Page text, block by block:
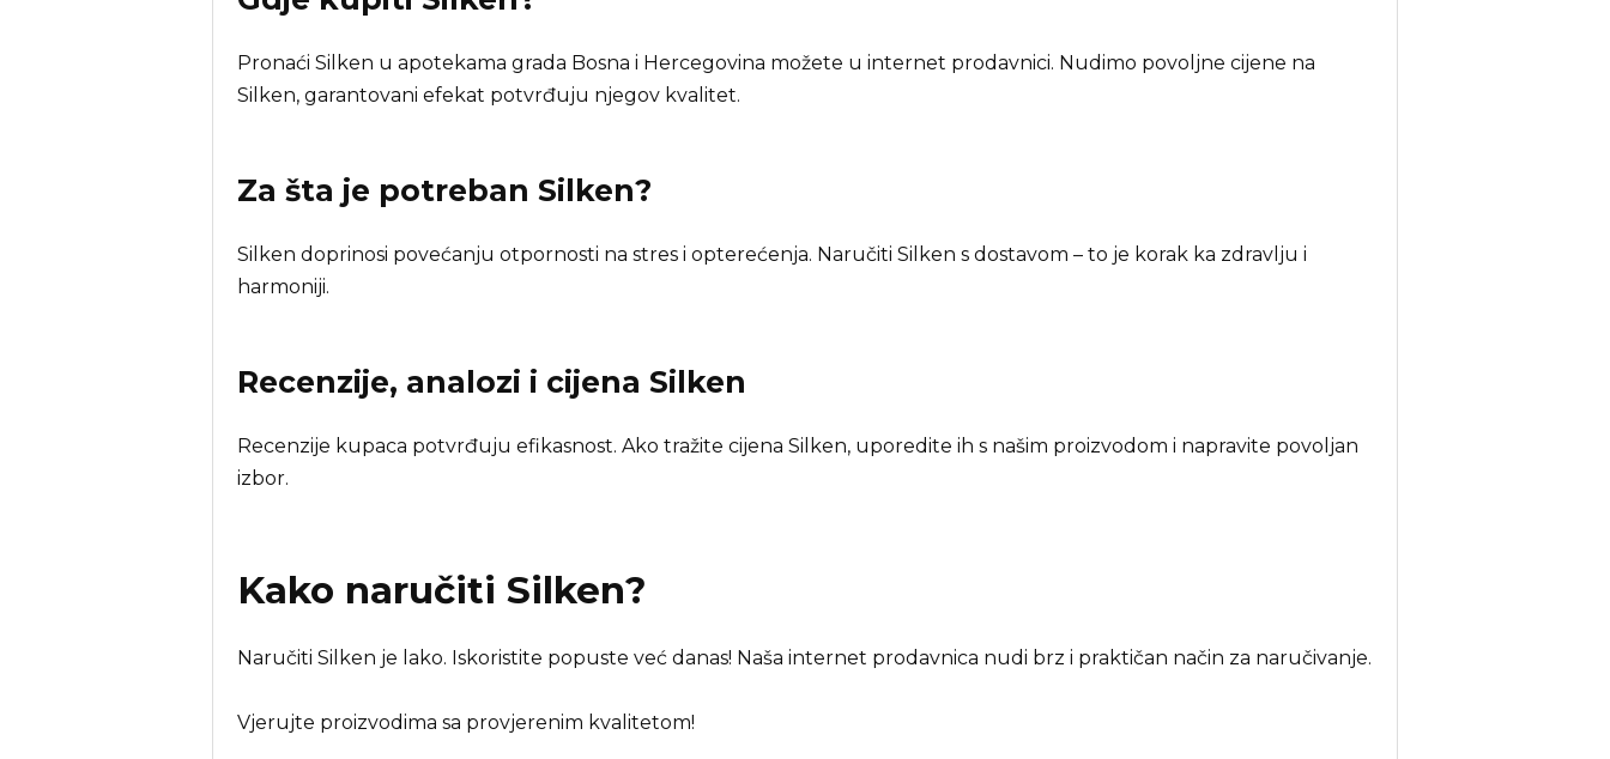
Pronaći Silken u apotekama grada Bosna i Hercegovina možete u internet prodavnici. Nudimo povoljne cijene na
Silken, garantovani efekat potvrđuju njegov kvalitet.
Za šta je potreban Silken?
Silken doprinosi povećanju otpornosti na stres i opterećenja. Naručiti Silken s dostavom – to je korak ka zdravlju i
harmoniji.
Recenzije, analozi i cijena Silken
Recenzije kupaca potvrđuju efikasnost. Ako tražite cijena Silken, uporedite ih s našim proizvodom i napravite povoljan
izbor.
Kako naručiti Silken?
Naručiti Silken je lako. Iskoristite popuste već danas! Naša internet prodavnica nudi brz i praktičan način za naručivanje.
Vjerujte proizvodima sa provjerenim kvalitetom!